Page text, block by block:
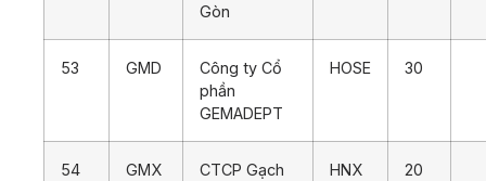
Gòn
53 GMD
Công ty Cổ
phần
GEMADEPT
HOSE 30
54 GMX
CTCP Gạch
HNX 20